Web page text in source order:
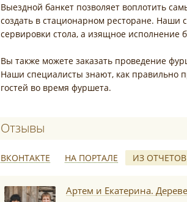
Выездной банкет позволяет воплотить
создать в стационарном ресторане.
сервировки стола, а изящное исполнение
Вы также можете заказать проведение
Наши специалисты знают, как правильно
гостей во время фуршета.
Отзывы о Воронеж кейтеринг
ВКОНТАКТЕ НА ПОРТАЛЕ ИЗ ОТЧЕТОВ
*
Артем и Екатерина.